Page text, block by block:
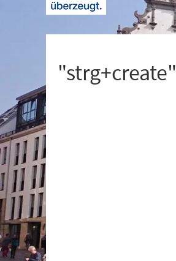
"strg+create"